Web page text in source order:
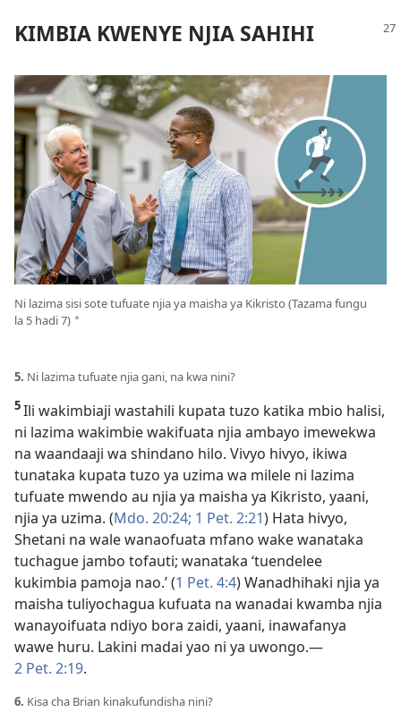
KIMBIA KWENYE NJIA SAHIHI
Ni lazima sisi sote tufuate njia ya maisha ya Kikristo (Tazama fungu
la 5 hadi 7) *
5. Ni lazima tufuate njia gani, na kwa nini?
5Ili wakimbiaji wastahili kupata tuzo katika mbio halisi,
ni lazima wakimbie wakifuata njia ambayo imewekwa
na waandaaji wa shindano hilo. Vivyo hivyo, ikiwa
tunataka kupata tuzo ya uzima wa milele ni lazima
tufuate mwendo au njia ya maisha ya Kikristo, yaani,
njia ya uzima. (Mdo. 20:24; 1 Pet. 2:21) Hata hivyo,
Shetani na wale wanaofuata mfano wake wanataka
tuchague jambo tofauti; wanataka ‘tuendelee
kukimbia pamoja nao.’ (1 Pet. 4:4) Wanadhihaki njia ya
maisha tuliyochagua kufuata na wanadai kwamba njia
wanayoifuata ndiyo bora zaidi, yaani, inawafanya
wawe huru. Lakini madai yao ni ya uwongo.—
2 Pet. 2:19.
6. Kisa cha Brian kinakufundisha nini?